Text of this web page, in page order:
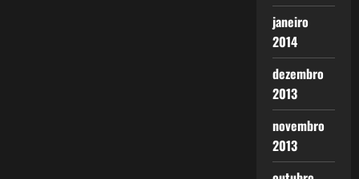
janeiro
2014
dezembro
2013
novembro
2013